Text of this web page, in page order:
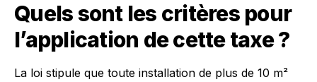
Quels sont les critères pour
l’application de cette taxe ?
La loi stipule que toute installation de plus de 10 m²